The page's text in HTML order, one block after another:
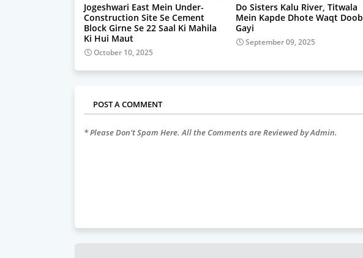
Jogeshwari East Mein Under-
Construction Site Se Cement
Block Girne Se 22 Saal Ki Mahila
Ki Hui Maut
October 10, 2025
Do Sisters Kalu River, Titwala
Mein Kapde Dhote Waqt Doob
Gayi
September 09, 2025
POST A COMMENT
* Please Don't Spam Here. All the Comments are Reviewed by Admin.